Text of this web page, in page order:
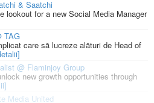
& Saatchi
lookout for a new Social Media Manager
TAG
care să lucreze alături de Head of
@ Flaminjoy Group
new growth opportunities through
Media United